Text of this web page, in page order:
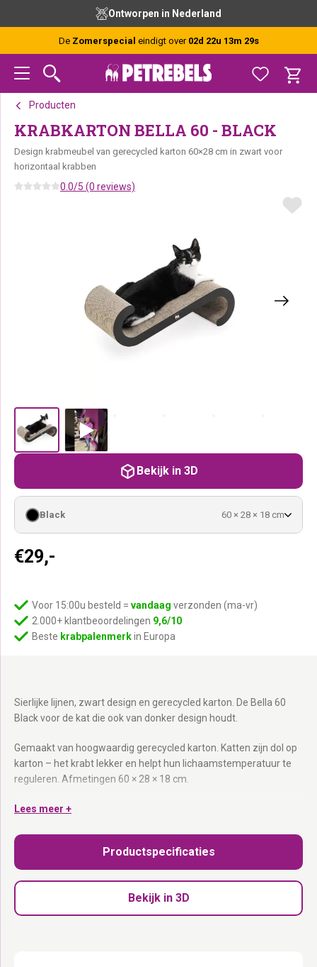
hoofdnavigatie
hoofd
inhoud
voettekst
Ontworpen in Nederland
De Zomerspecial eindigt over 02d 22u 13m 28s
Producten
KRABKARTON BELLA 60 - BLACK
Design krabmeubel van gerecycled karton 60×28 cm in zwart voor
horizontaal krabben
0.0/5 (0 reviews)
Sierlijke lijnen, zwart design en gerecycled karton. De Bella 60
Black voor de kat die ook van donker design houdt.
Gemaakt van hoogwaardig gerecycled karton. Katten zijn dol op
karton – het krabt lekker en helpt hun lichaamstemperatuur te
reguleren. Afmetingen 60 × 28 × 18 cm.
Gerecycled karton:
scherpen, spieren strekken én ontspannen.
Past in elk interieur.
Licht van gewicht:Makkelijk te verplaatsen naar de favoriete
plek.
Jong, oud, groot en klein.
Lees meer +
€29,-
Black 60 × 28 × 18 cm
Voor 15:00u besteld = vandaag verzonden (ma-vr)
2.000+ klantbeoordelingen 9,6/10
Beste krabpalenmerkin Europa
Bekijk in 3D
Productspecificaties
Bekijk in 3D